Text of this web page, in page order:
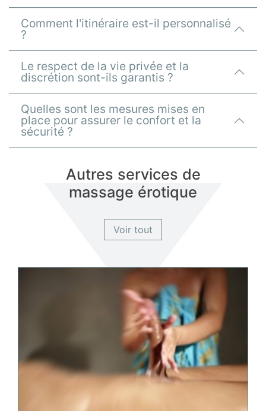
Comment l'itinéraire est-il personnalisé
?
Le respect de la vie privée et la
discrétion sont-ils garantis ?
Quelles sont les mesures mises en
place pour assurer le confort et la
sécurité ?
Autres services de
massage érotique
Voir tout